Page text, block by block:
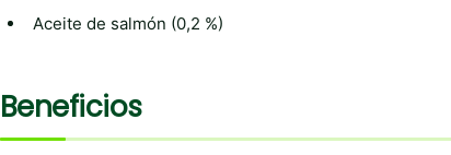
Aceite de salmón (0,2 %)
Beneficios